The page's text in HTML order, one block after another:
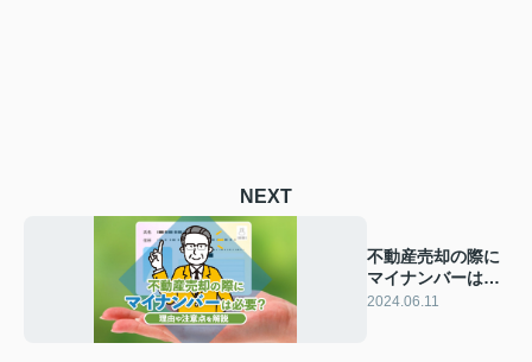
NEXT
不動産売却の際に
マイナンバーは必
要？理由や注意点
2024.06.11